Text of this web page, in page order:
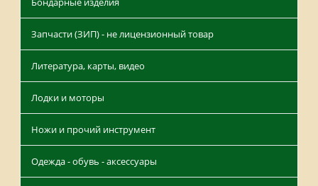
Запчасти (ЗИП) - не лицензионный товар
Литература, карты, видео
Лодки и моторы
Ножи и прочий инструмент
Одежда - обувь - аксессуары